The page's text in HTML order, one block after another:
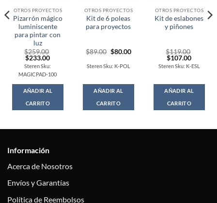
OTROS PROYECTOS
Pizarrón mágico
luminiscente
para pintar con
luz
$259.00
Original
price
was:
$259.00.
$233.00Current
price
is:
$233.00.
Steren Sku:
MAGICPAD-100
AÑADIR AL
CARRITO
OTROS PROYECTOS
Kit de 6 poleas
para proyectos
$89.00 Original
was:
$89.00.
$80.00Current
Steren Sku: K-POL
AÑADIR AL
CARRITO
OTROS PROYECTOS
Kit de eslabones
y piñones
$119.00
Original
price
was:
$107.00Current
price
is:
Steren Sku: K-ESL
AÑADIR AL
CARRITO
Información
Acerca de Nosotros
Envíos y Garantías
Política de Reembolsos